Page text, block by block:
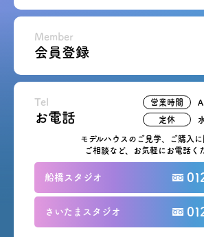
会員登録
Member
Tel
お電話
モデルハウスのご見学、ご購入に
ご相談など、お気軽にお電話く
船橋スタジオ
さいたまスタジオ
営業時間
定休